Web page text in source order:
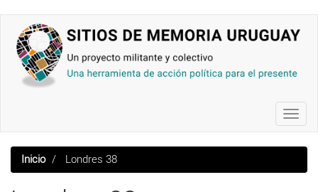
contenido
principal
Inicio Londres 38